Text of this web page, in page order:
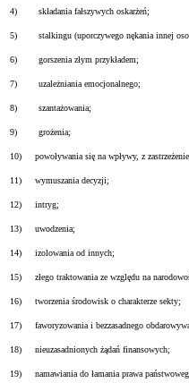
4) składania fałszywych oskarżeń;
5) stalkingu (uporczywego nękania innej
6) gorszenia złym przykładem;
7) uzależniania emocjonalnego;
8) szantażowania;
9) grożenia;
10) powoływania się na wpływy, z
11) wymuszania decyzji;
12) intryg;
13) uwodzenia;
14) izolowania od innych;
15) złego traktowania ze względu na
16) tworzenia środowisk o charakterze sekty;
17) faworyzowania i bezzasadnego
18) nieuzasadnionych żądań finansowych;
19) namawiania do łamania prawa